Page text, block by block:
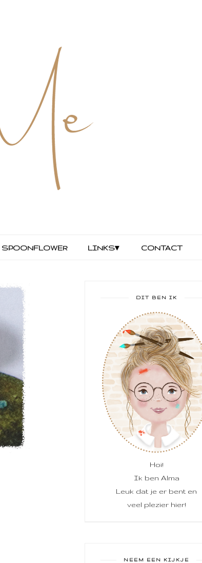
SPOONFLOWER LINKS▾ CONTACT
DIT BEN IK
Hoi!
Ik ben Alma
Leuk dat je er bent en
veel plezier hier!
NEEM EEN KIJKJE